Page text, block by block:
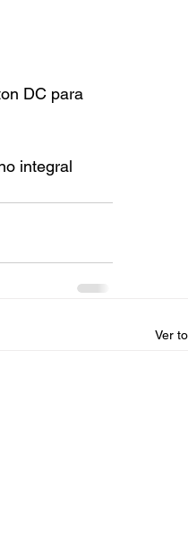
DC para
integral
Ver